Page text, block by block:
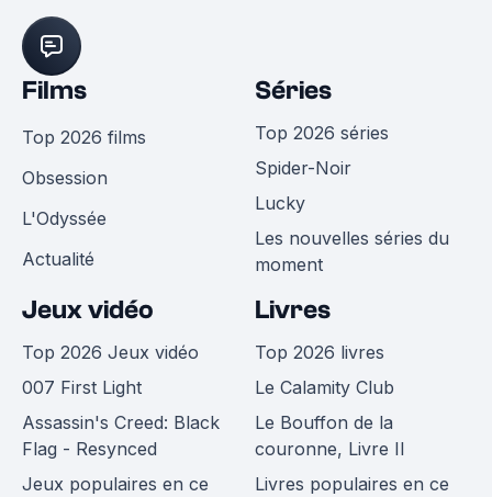
Films
Top 2026 films
Obsession
L'Odyssée
Actualité
Séries
Top 2026 séries
Spider-Noir
Lucky
Les nouvelles séries du
moment
Jeux vidéo
Top 2026 Jeux vidéo
007 First Light
Assassin's Creed: Black
Flag - Resynced
Jeux populaires en ce
Livres
Top 2026 livres
Le Calamity Club
Le Bouffon de la
couronne, Livre II
Livres populaires en ce